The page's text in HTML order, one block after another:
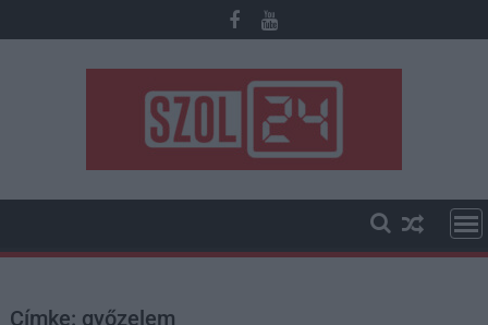
to
Címke: győzelem